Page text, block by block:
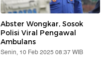
Abster Wongkar, Sosok
Polisi Viral Pengawal
Ambulans
Senin, 10 Feb 2025 08:37 WIB